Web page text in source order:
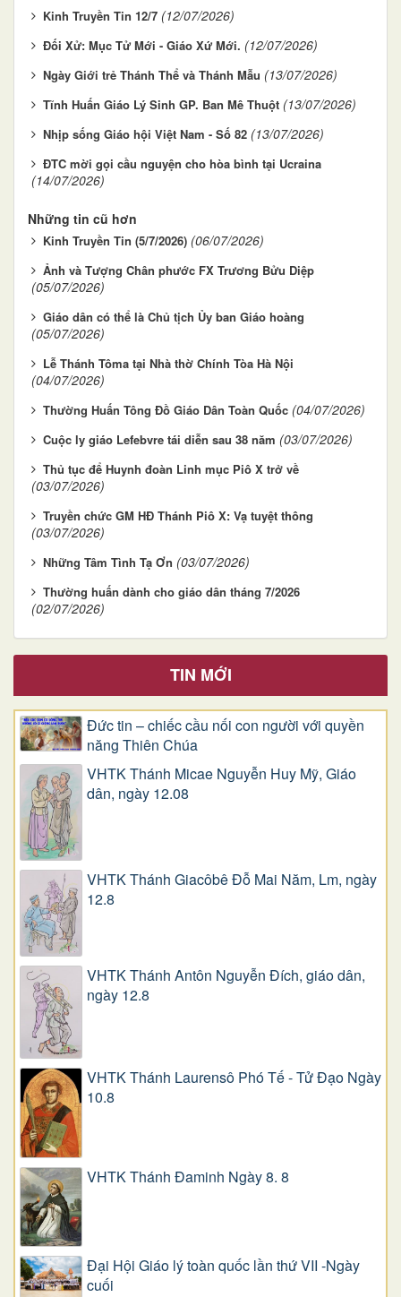
Kinh Truyền Tin 12/7 (12/07/2026)
Đối Xử: Mục Tử Mới - Giáo Xứ Mới. (12/07/2026)
Ngày Giới trẻ Thánh Thể và Thánh Mẫu (13/07/2026)
Tĩnh Huấn Giáo Lý Sinh GP. Ban Mê Thuột (13/07/2026)
Nhịp sống Giáo hội Việt Nam - Số 82 (13/07/2026)
ĐTC mời gọi cầu nguyện cho hòa bình tại Ucraina
(14/07/2026)
Những tin cũ hơn
Kinh Truyền Tin (5/7/2026) (06/07/2026)
Ảnh và Tượng Chân phước FX Trương Bửu Diệp
(05/07/2026)
Giáo dân có thể là Chủ tịch Ủy ban Giáo hoàng
(05/07/2026)
Lễ Thánh Tôma tại Nhà thờ Chính Tòa Hà Nội
(04/07/2026)
Thường Huấn Tông Đồ Giáo Dân Toàn Quốc (04/07/2026)
Cuộc ly giáo Lefebvre tái diễn sau 38 năm (03/07/2026)
Thủ tục để Huynh đoàn Linh mục Piô X trở về
(03/07/2026)
Truyền chức GM HĐ Thánh Piô X: Vạ tuyệt thông
(03/07/2026)
Những Tâm Tình Tạ Ơn (03/07/2026)
Thường huấn dành cho giáo dân tháng 7/2026
(02/07/2026)
TIN MỚI
Đức tin – chiếc cầu nối con người với quyền
năng Thiên Chúa
VHTK Thánh Micae Nguyễn Huy Mỹ, Giáo
dân, ngày 12.08
VHTK Thánh Giacôbê Ðỗ Mai Năm, Lm, ngày
12.8
VHTK Thánh Antôn Nguyễn Ðích, giáo dân,
ngày 12.8
VHTK Thánh Laurensô Phó Tế - Tử Đạo Ngày
10.8
VHTK Thánh Đaminh Ngày 8. 8
Đại Hội Giáo lý toàn quốc lần thứ VII -Ngày
cuối